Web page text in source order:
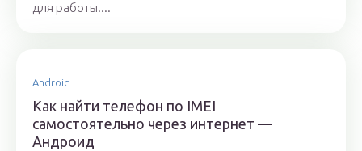
для работы....
Android
Как найти телефон по IMEI
самостоятельно через интернет —
Андроид